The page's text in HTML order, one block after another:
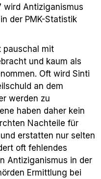
wird Antiziganismus
der PMK-Statistik
pauschal mit
und kaum als
Oft wird Sinti
an dem
werden zu
haben daher kein
Nachteile für
erstatten nur selten
oft fehlendes
Antiziganismus in der
Ermittlung bei